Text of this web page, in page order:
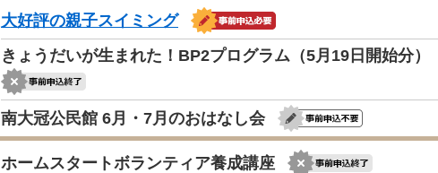
大好評の親子スイミング
きょうだいが生まれた！BP2プログラム（5月19日開始分）
南大冠公民館 6月・7月のおはなし会
ホームスタートボランティア養成講座